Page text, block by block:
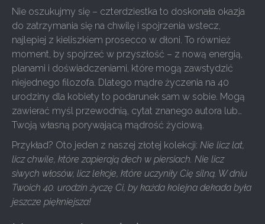
Nie oszukujmy się – czterdziestka to doskonała okazja
do zatrzymania się na chwilę i spojrzenia wstecz,
najlepiej z kieliszkiem prosecco w dłoni. To również
moment, by spojrzeć w przyszłość – z nową energią,
planami i doświadczeniami, które mogą zawstydzić
niejednego filozofa. Dlatego mądre życzenia na 40
urodziny dla kobiety to podarunek sam w sobie. Mogą
zawierać myśl przewodnią, cytat znanego autora lub…
Twoją własną porywającą mądrość życiową.
Przykład? Oto jeden z naszej złotej kolekcji: Nie licz lat,
licz chwile, które zapierają dech w piersiach. Nie licz
siwych włosów, licz lekcje, które uczyniły Cię silną. W dniu
Twoich 40. urodzin życzę Ci, by każda kolejna dekada była
jeszcze piękniejsza!